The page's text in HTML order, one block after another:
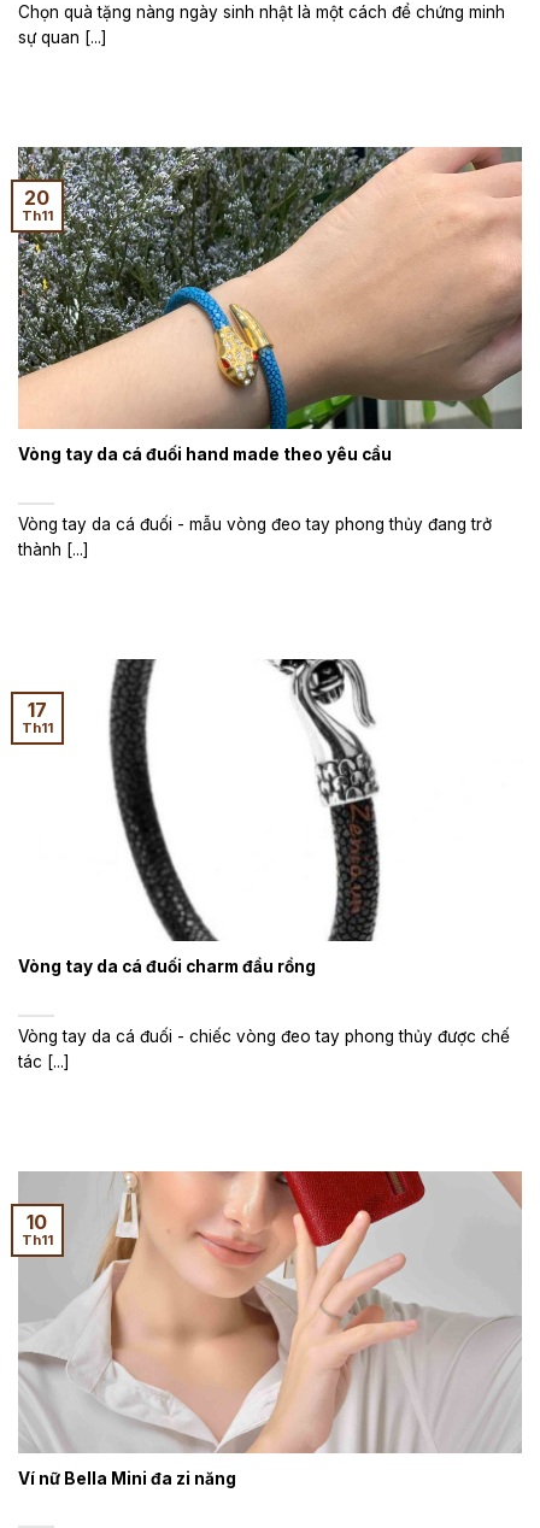
Chọn quà tặng nàng ngày sinh nhật là một cách để chứng minh
sự quan [...]
Vòng tay da cá đuối hand made theo yêu cầu
Vòng tay da cá đuối - mẫu vòng đeo tay phong thủy đang trở
thành [...]
20
Th11
Vòng tay da cá đuối charm đầu rồng
Vòng tay da cá đuối - chiếc vòng đeo tay phong thủy được chế
tác [...]
17
Th11
Ví nữ Bella Mini đa zi năng
10
Th11